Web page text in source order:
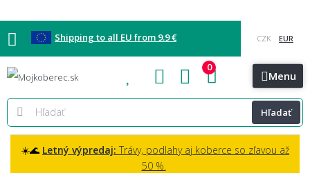
Shipping to all EU from 9.9 €
Blog Kontakt Menu
Hľadať
0
☀️🌊 Letný výpredaj: Trávy, podlahy aj koberce so zľavou až
50 %.